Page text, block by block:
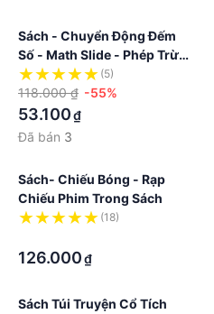
Sách - Chuyển Động Đếm
Số - Math Slide - Phép Trừ -
Subtraction
(5)
118.000 ₫ -55%
53.100₫
Đã bán 3
Sách- Chiếu Bóng - Rạp
Chiếu Phim Trong Sách
(18)
126.000₫
Sách Túi Truyện Cổ Tích